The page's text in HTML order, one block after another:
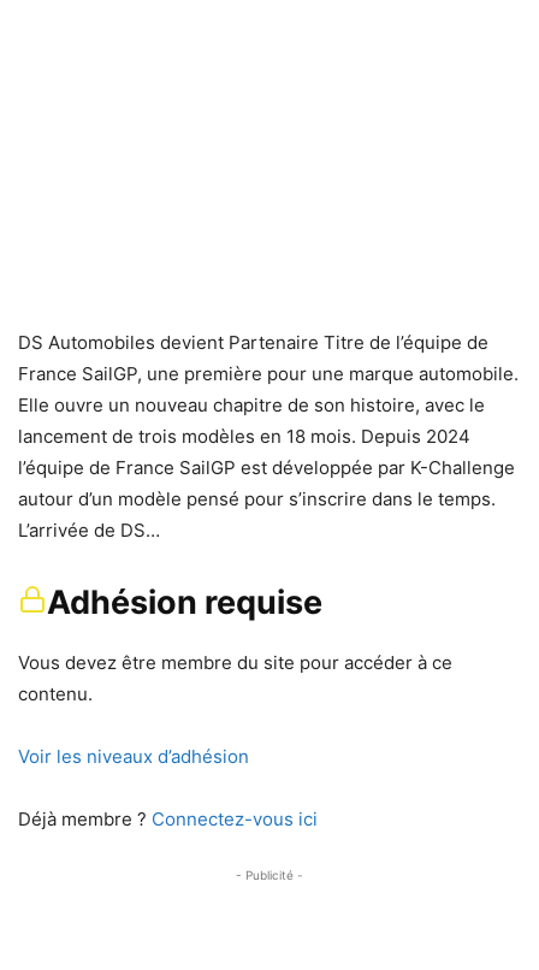
DS Automobiles devient Partenaire Titre de l’équipe de
France SailGP, une première pour une marque automobile.
Elle ouvre un nouveau chapitre de son histoire, avec le
lancement de trois modèles en 18 mois. Depuis 2024
l’équipe de France SailGP est développée par K-Challenge
autour d’un modèle pensé pour s’inscrire dans le temps.
L’arrivée de DS…
Adhésion requise
Vous devez être membre du site pour accéder à ce
contenu.
Voir les niveaux d’adhésion
Déjà membre ? Connectez-vous ici
- Publicité -